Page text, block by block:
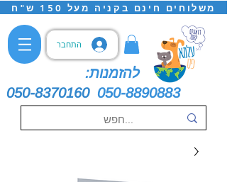
משלוחים חינם בקניה מעל 150 ש"ח
התחבר
להזמנות:
050-8370160 050-8890883